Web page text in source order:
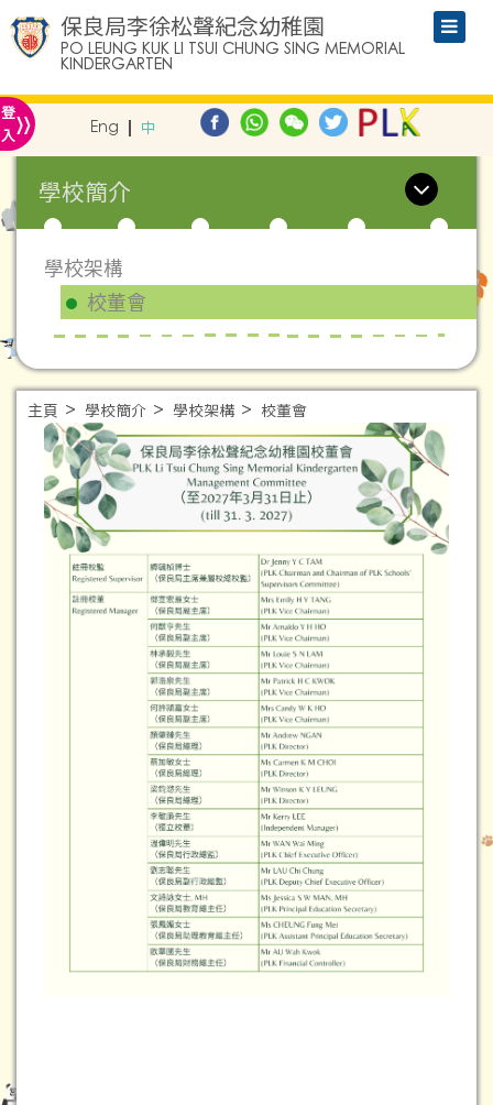
保良局李徐松聲紀念幼稚園
PO LEUNG KUK LI TSUI CHUNG SING MEMORIAL
KINDERGARTEN
登
入» Eng 中
學校簡介
學校架構
校董會
主頁 學校簡介 學校架構 校董會